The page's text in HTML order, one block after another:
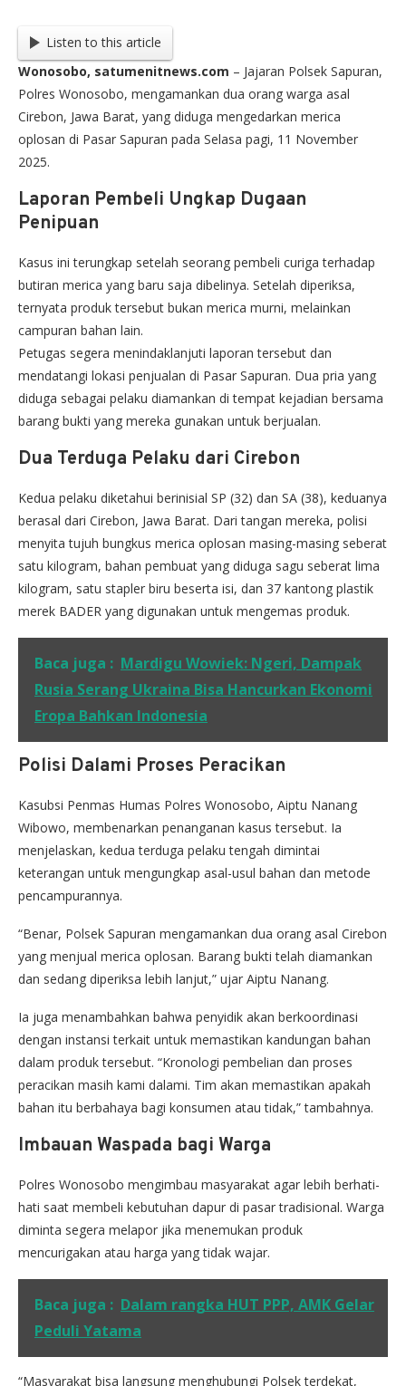
Listen to this article
Wonosobo, satumenitnews.com – Jajaran Polsek Sapuran,
Polres Wonosobo, mengamankan dua orang warga asal
Cirebon, Jawa Barat, yang diduga mengedarkan merica
oplosan di Pasar Sapuran pada Selasa pagi, 11 November
2025.
Laporan Pembeli Ungkap Dugaan
Penipuan
Kasus ini terungkap setelah seorang pembeli curiga terhadap
butiran merica yang baru saja dibelinya. Setelah diperiksa,
ternyata produk tersebut bukan merica murni, melainkan
campuran bahan lain.
Petugas segera menindaklanjuti laporan tersebut dan
mendatangi lokasi penjualan di Pasar Sapuran. Dua pria yang
diduga sebagai pelaku diamankan di tempat kejadian bersama
barang bukti yang mereka gunakan untuk berjualan.
Dua Terduga Pelaku dari Cirebon
Kedua pelaku diketahui berinisial SP (32) dan SA (38), keduanya
berasal dari Cirebon, Jawa Barat. Dari tangan mereka, polisi
menyita tujuh bungkus merica oplosan masing-masing seberat
satu kilogram, bahan pembuat yang diduga sagu seberat lima
kilogram, satu stapler biru beserta isi, dan 37 kantong plastik
merek BADER yang digunakan untuk mengemas produk.
Baca juga : Mardigu Wowiek: Ngeri, Dampak
Rusia Serang Ukraina Bisa Hancurkan Ekonomi
Eropa Bahkan Indonesia
Polisi Dalami Proses Peracikan
Kasubsi Penmas Humas Polres Wonosobo, Aiptu Nanang
Wibowo, membenarkan penanganan kasus tersebut. Ia
menjelaskan, kedua terduga pelaku tengah dimintai
keterangan untuk mengungkap asal-usul bahan dan metode
pencampurannya.
“Benar, Polsek Sapuran mengamankan dua orang asal Cirebon
yang menjual merica oplosan. Barang bukti telah diamankan
dan sedang diperiksa lebih lanjut,” ujar Aiptu Nanang.
Ia juga menambahkan bahwa penyidik akan berkoordinasi
dengan instansi terkait untuk memastikan kandungan bahan
dalam produk tersebut. “Kronologi pembelian dan proses
peracikan masih kami dalami. Tim akan memastikan apakah
bahan itu berbahaya bagi konsumen atau tidak,” tambahnya.
Imbauan Waspada bagi Warga
Polres Wonosobo mengimbau masyarakat agar lebih berhati-
hati saat membeli kebutuhan dapur di pasar tradisional. Warga
diminta segera melapor jika menemukan produk
mencurigakan atau harga yang tidak wajar.
Baca juga : Dalam rangka HUT PPP, AMK Gelar
Peduli Yatama
“Masyarakat bisa langsung menghubungi Polsek terdekat,